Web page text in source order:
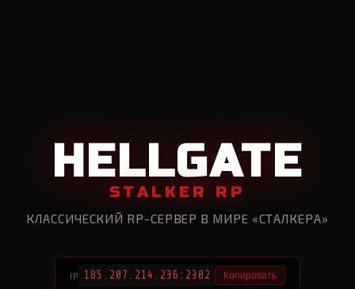
HELLGATE
STALKER RP
КЛАССИЧЕСКИЙ RP-СЕРВЕР В МИРЕ «СТАЛКЕРА»
IP 185.207.214.236:2302 Копировать